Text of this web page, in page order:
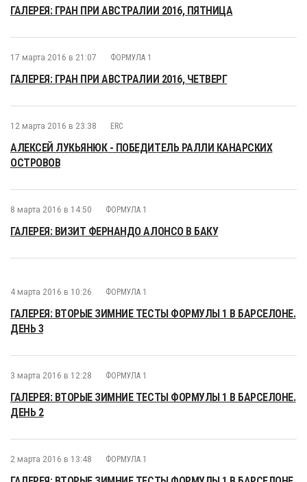
ГАЛЕРЕЯ: ГРАН ПРИ АВСТРАЛИИ 2016, ПЯТНИЦА
17 марта 2016 в 21:07 ФОРМУЛА 1
ГАЛЕРЕЯ: ГРАН ПРИ АВСТРАЛИИ 2016, ЧЕТВЕРГ
12 марта 2016 в 23:38 ERC
АЛЕКСЕЙ ЛУКЬЯНЮК - ПОБЕДИТЕЛЬ РАЛЛИ КАНАРСКИХ
ОСТРОВОВ
8 марта 2016 в 14:50 ФОРМУЛА 1
ГАЛЕРЕЯ: ВИЗИТ ФЕРНАНДО АЛОНСО В БАКУ
4 марта 2016 в 10:26 ФОРМУЛА 1
ГАЛЕРЕЯ: ВТОРЫЕ ЗИМНИЕ ТЕСТЫ ФОРМУЛЫ 1 В БАРСЕЛОНЕ.
ДЕНЬ 3
3 марта 2016 в 12:28 ФОРМУЛА 1
ГАЛЕРЕЯ: ВТОРЫЕ ЗИМНИЕ ТЕСТЫ ФОРМУЛЫ 1 В БАРСЕЛОНЕ.
ДЕНЬ 2
2 марта 2016 в 13:48 ФОРМУЛА 1